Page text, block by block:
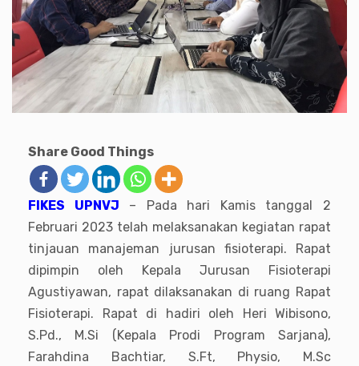
Share Good Things
FIKES UPNVJ – Pada hari Kamis tanggal 2
Februari 2023 telah melaksanakan kegiatan rapat
tinjauan manajeman jurusan fisioterapi. Rapat
dipimpin oleh Kepala Jurusan Fisioterapi
Agustiyawan, rapat dilaksanakan di ruang Rapat
Fisioterapi. Rapat di hadiri oleh Heri Wibisono,
S.Pd., M.Si (Kepala Prodi Program Sarjana),
Farahdina Bachtiar, S.Ft, Physio, M.Sc